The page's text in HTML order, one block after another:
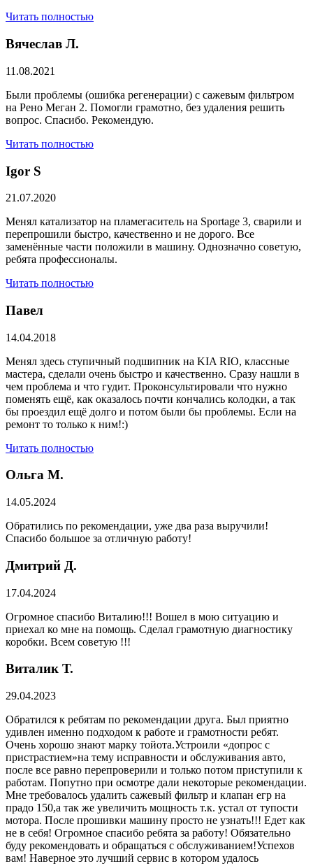
Читать полностью
Вячеслав Л.
11.08.2021
Были проблемы (ошибка регенерации) с сажевым фильтром
на Рено Меган 2. Помогли грамотно, без удаления решить
вопрос. Спасибо. Рекомендую.
Читать полностью
​Igor S
21.07.2020
Менял катализатор на пламегаситель на Sportage 3, сварили и
перепрошили быстро, качественно и не дорого. Все
заменённые части положили в машину. Однозначно советую,
ребята профессионалы.
Читать полностью
Павел
14.04.2018
Менял здесь ступичный подшипник на KIA RIO, классные
мастера, сделали очень быстро и качественно. Сразу нашли в
чем проблема и что гудит. Проконсультировали что нужно
поменять ещё, как оказалось почти кончались колодки, а так
бы проездил ещё долго и потом были бы проблемы. Если на
ремонт то только к ним!:)
Читать полностью
Ольга М.
14.05.2024
Обратились по рекомендации, уже два раза выручили!
Спасибо большое за отличную работу!
Дмитрий Д.
17.04.2024
Огромное спасибо Виталию!!! Вошел в мою ситуацию и
приехал ко мне на помощь. Сделал грамотную диагностику
коробки. Всем советую !!!
Виталик Т.
29.04.2023
Обратился к ребятам по рекомендации друга. Был приятно
удивлен именно подходом к работе и грамотности ребят.
Очень хорошо знают марку тойота.Устроили «допрос с
пристрастием»на тему исправности и обслуживания авто,
после все равно перепроверили и только потом приступили к
работам. Попутно при осмотре дали некоторые рекомендации.
Мне требовалось удалить сажевый фильтр и клапан егр на
прадо 150,а так же увеличить мощность т.к. устал от тупости
мотора. После прошивки машину просто не узнать!!! Едет как
не в себя! Огромное спасибо ребята за работу! Обязательно
буду рекомендовать и обращаться с обслуживанием!Успехов
вам! Наверное это лучший сервис в котором удалось